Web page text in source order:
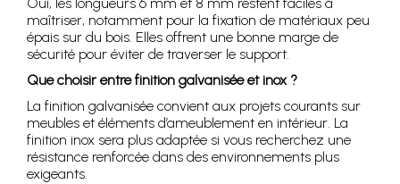
maîtriser, notamment pour la fixation de matériaux peu
épais sur du bois. Elles offrent une bonne marge de
sécurité pour éviter de traverser le support.
Que choisir entre finition galvanisée et inox ?
La finition galvanisée convient aux projets courants sur
meubles et éléments d’ameublement en intérieur. La
finition inox sera plus adaptée si vous recherchez une
résistance renforcée dans des environnements plus
exigeants.